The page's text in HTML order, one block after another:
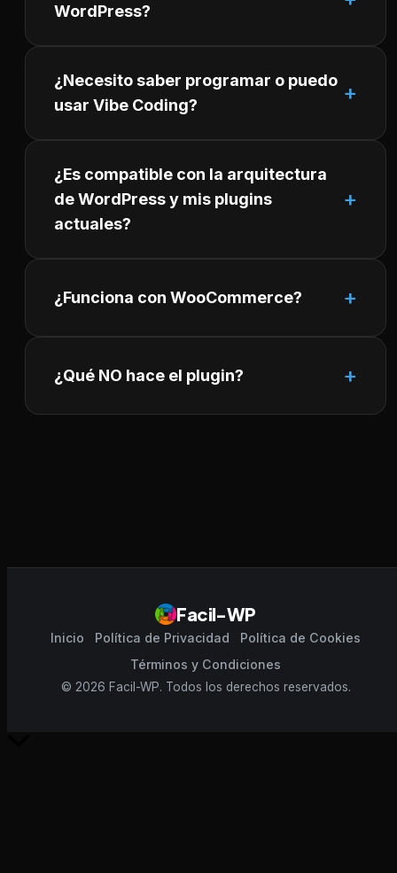
WordPress?
¿Necesito saber programar o puedo
usar Vibe Coding?
¿Es compatible con la arquitectura
de WordPress y mis plugins
actuales?
¿Funciona con WooCommerce?
¿Qué NO hace el plugin?
Facil-WP
Inicio Política de Privacidad
Política de Cookies
Términos y Condiciones
© 2026 Facil-WP. Todos los derechos reservados.